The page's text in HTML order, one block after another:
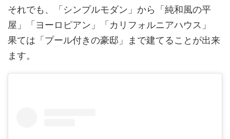
それでも、「シンプルモダン」から「純和風の平
屋」「ヨーロピアン」「カリフォルニアハウス」
果ては「プール付きの豪邸」まで建てることが出来
ます。